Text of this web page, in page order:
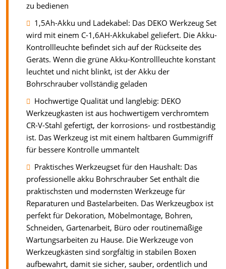
zu bedienen
1,5Ah-Akku und Ladekabel: Das DEKO Werkzeug Set
wird mit einem C-1,6AH-Akkukabel geliefert. Die Akku-
Kontrollleuchte befindet sich auf der Rückseite des
Geräts. Wenn die grüne Akku-Kontrollleuchte konstant
leuchtet und nicht blinkt, ist der Akku der
Bohrschrauber vollständig geladen
Hochwertige Qualität und langlebig: DEKO
Werkzeugkasten ist aus hochwertigem verchromtem
CR-V-Stahl gefertigt, der korrosions- und rostbeständig
ist. Das Werkzeug ist mit einem haltbaren Gummigriff
für bessere Kontrolle ummantelt
Praktisches Werkzeugset für den Haushalt: Das
professionelle akku Bohrschrauber Set enthält die
praktischsten und modernsten Werkzeuge für
Reparaturen und Bastelarbeiten. Das Werkzeugbox ist
perfekt für Dekoration, Möbelmontage, Bohren,
Schneiden, Gartenarbeit, Büro oder routinemäßige
Wartungsarbeiten zu Hause. Die Werkzeuge von
Werkzeugkästen sind sorgfältig in stabilen Boxen
aufbewahrt, damit sie sicher, sauber, ordentlich und